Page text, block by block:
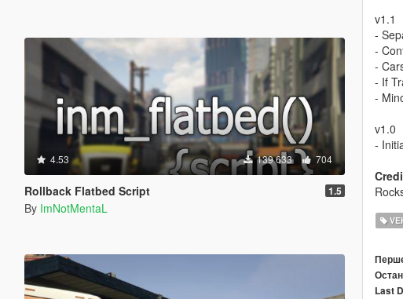
4.53 139 633 704
Rollback Flatbed Script 1.5
By ImNotMentaL
v1.1
-
-
-
- If
-
v1.0
-
Last